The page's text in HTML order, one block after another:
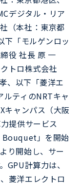
デジタル・リア
（本社：東京都
下「モルゲンロッ
役 社長 原 一
トロ株式会社
、以下「菱洋エ
ルティのNRTキャ
キャンパス（大阪
提供サービス
Bouquet」を開始
り開始し、サー
GPU計算力は、
菱洋エレクトロ